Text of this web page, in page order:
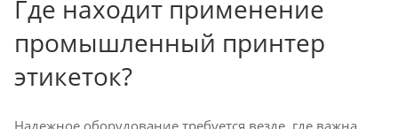
Где находит применение
промышленный принтер
этикеток?
Надежное оборудование требуется везде, где важна